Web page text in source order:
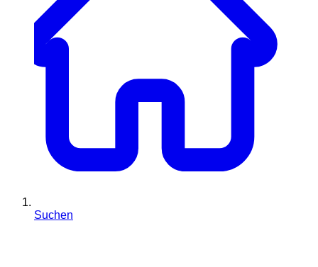
Suchen